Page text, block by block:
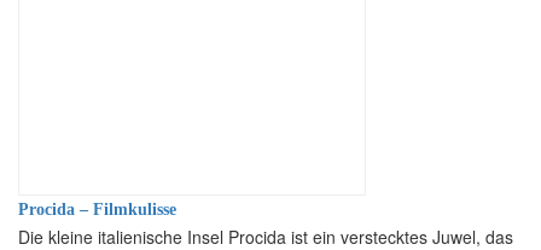
Procida – Filmkulisse
Die kleine italienische Insel Procida ist ein verstecktes Juwel, das